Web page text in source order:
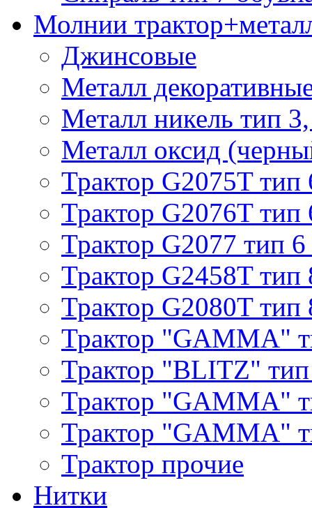
Молнии
Джинсовые
Металл
Металл никель тип
Металл оксид
Трактор G2075T тип
Трактор G2076T тип
Трактор G2077 тип 6
Трактор G2458T тип
Трактор G2080T тип
Трактор "GAMMA"
Трактор "BLITZ"
Трактор "GAMMA"
Трактор "GAMMA"
Трактор прочие
Нитки